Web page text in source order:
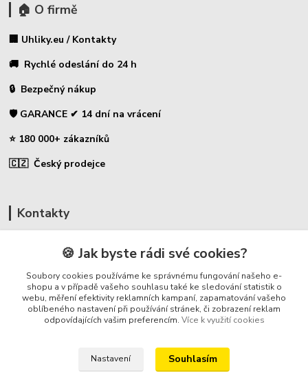
🏠 O firmě
🏢 Uhliky.eu / Kontakty
🚚 Rychlé odeslání do 24 h
🔒 Bezpečný nákup
🛡️ GARANCE ✔ 14 dní na vrácení
⭐ 180 000+ zákazníků
🇨🇿 Český prodejce
Kontakty
🛡️ Zákaznická podpora
📞 728 007 997
⏰ Po-Pá - 7:00 - 13:30
info@repulse.cz
🍪 Jak byste rádi své cookies?
Soubory cookies používáme ke správnému fungování našeho e-
shopu a v případě vašeho souhlasu také ke sledování statistik o
webu, měření efektivity reklamních kampaní, zapamatování vašeho
oblíbeného nastavení při používání stránek, či zobrazení reklam
odpovídajících vašim preferencím. Více k využití cookies
Nastavení Souhlasím